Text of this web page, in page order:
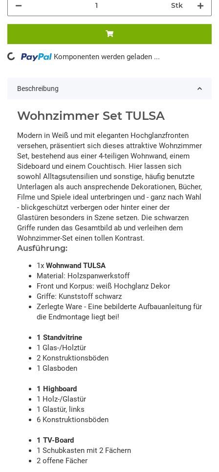
Stk
Komponenten werden geladen ...
Beschreibung
Wohnzimmer Set TULSA
Modern in Weiß und mit eleganten Hochglanzfronten
versehen, präsentiert sich dieses attraktive Wohnzimmer
Set, bestehend aus einer 4-teiligen Wohnwand, einem
Sideboard und einem Couchtisch. Hier lassen sich
sowohl Alltagsutensilien und sonstige, häufig benutzte
Unterlagen als auch ansprechende Dekorationen, Bücher,
Filme und Spiele ideal unterbringen und - ganz nach Wahl
- blickgeschützt verbergen oder hinter einer der
Glastüren besonders in Szene setzen. Die schwarzen
Griffe runden das Gesamtbild ab und verleihen dem
Wohnzimmer-Set einen tollen Kontrast.
Ausführung:
1x Wohnwand TULSA
Material: Holzspanwerkstoff
Front und Korpus: weiß Hochglanz Dekor
Griffe: Kunststoff schwarz
Zerlegte Ware - Eine bebilderte Aufbauanleitung für
die Endmontage liegt bei!
1 Standvitrine
1 Glas-/Holztür
2 Konstruktionsböden
1 Glasboden
1 Highboard
1 Holz-/Glastür
1 Glastür, links
6 Konstruktionsböden
1 TV-Board
1 Schubkasten mit 2 Fächern
2 offene Fächer